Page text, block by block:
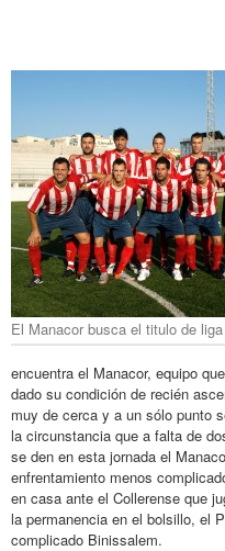
El Manacor busca el titulo de liga
encuentra el Manacor, equipo
dado su condición de recién
muy de cerca y a un sólo punto
la circunstancia que a falta de
se den en esta jornada el
enfrentamiento menos
en casa ante el Collerense que
la permanencia en el bolsillo, el
complicado Binissalem.